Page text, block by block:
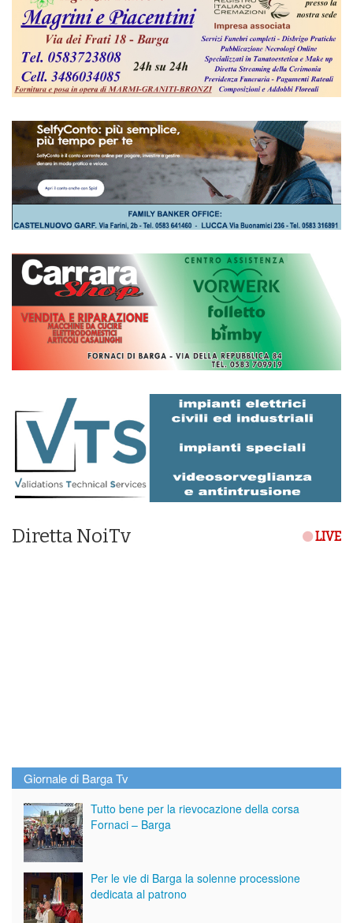
Diretta NoiTv LIVE
Giornale di Barga Tv
Tutto bene per la rievocazione della corsa
Fornaci – Barga
Per le vie di Barga la solenne processione
dedicata al patrono